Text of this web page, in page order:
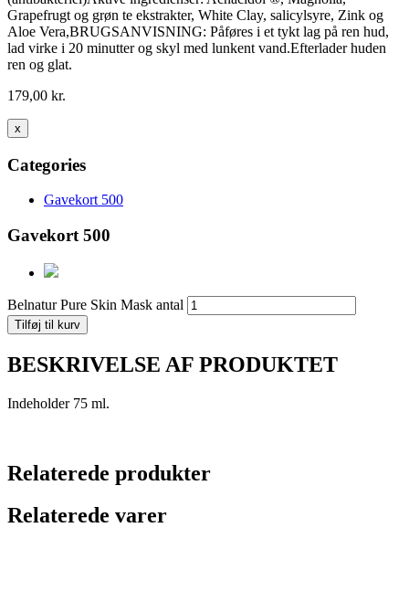
Grapefrugt og grøn te ekstrakter, White Clay, salicylsyre, Zink og
Aloe Vera,BRUGSANVISNING: Påføres i et tykt lag på ren hud,
lad virke i 20 minutter og skyl med lunkent vand.Efterlader huden
ren og glat.
179,00 kr.
x
Categories
Gavekort 500
Gavekort 500
Belnatur Pure Skin Mask antal
Tilføj til kurv
BESKRIVELSE AF PRODUKTET
Indeholder 75 ml.
Relaterede produkter
Relaterede varer